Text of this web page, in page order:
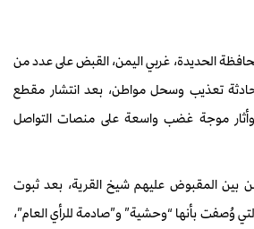
الحديدة، غربي اليمن، القبض على عدد من
تعذيب وسحل مواطن، بعد انتشار مقطع
موجة غضب واسعة على منصات التواصل
بين المقبوض عليهم شيخ القرية، بعد ثبوت
وُصفت بأنها “وحشية” و”صادمة للرأي العام”،